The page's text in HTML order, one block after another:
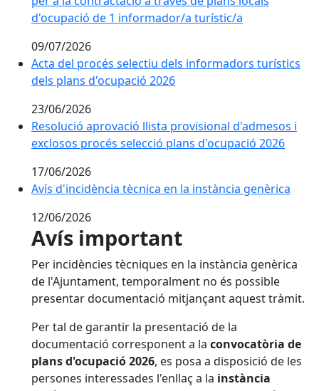
d'ocupació de 1 informador/a turístic/a
09/07/2026
Acta del procés selectiu dels informadors turístics
dels plans d'ocupació 2026
23/06/2026
Resolució aprovació llista provisional d'admesos i
exclosos procés selecció plans d'ocupació 2026
17/06/2026
Avís d'incidència tècnica en la instància genèrica
12/06/2026
Avís important
Per incidències tècniques en la instància genèrica
de l'Ajuntament, temporalment no és possible
presentar documentació mitjançant aquest tràmit.
Per tal de garantir la presentació de la
documentació corresponent a la convocatòria de
plans d'ocupació 2026, es posa a disposició de les
persones interessades l'enllaç a la instància